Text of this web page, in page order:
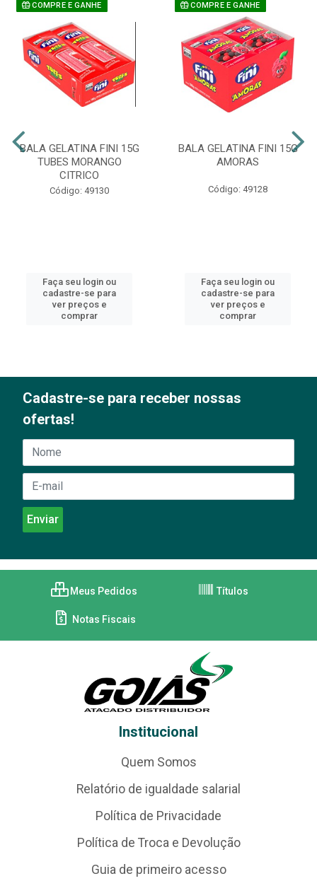
COMPRE E GANHE
BALA GELATINA FINI 15G
TUBES MORANGO
CITRICO
Código: 49130
Faça seu login ou
cadastre-se para
ver preços e
comprar
COMPRE E GANHE
BALA GELATINA FINI 15G
AMORAS
Código: 49128
Faça seu login ou
cadastre-se para
ver preços e
comprar
Cadastre-se para receber nossas
ofertas!
Meus Pedidos Títulos
Notas Fiscais
Institucional
Quem Somos
Relatório de igualdade salarial
Política de Privacidade
Política de Troca e Devolução
Guia de primeiro acesso